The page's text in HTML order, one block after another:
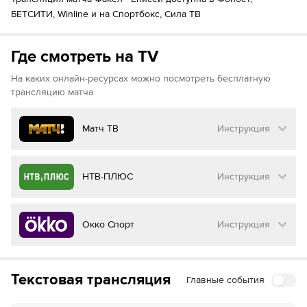
Aleksandr Belyaev
БЕТСИТИ, Winline и на Спортбокс, Сила ТВ
Где смотреть на TV
На каких онлайн-ресурсах можно посмотреть бесплатную
трансляцию матча
Матч ТВ Инструкция
Как смотреть бесплатно трансляцию матча
Матч ТВ
Инструкция
Перейдите на сайт МАТЧ ТВ
Далее нажмите на «Создать учетную запись в
НТВ-ПЛЮС Инструкция
Как смотреть бесплатно трансляцию матча
на НТВ ПЛЮС
Перейдите на сайт НТВ ПЛЮС
Окко Спорт Инструкция
на Окко ТВ
Текстовая трансляция Главные события